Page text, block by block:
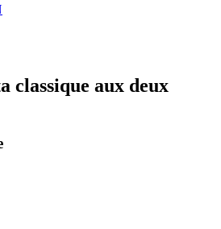
classique aux deux